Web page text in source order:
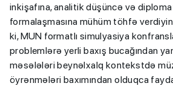
inkişafına, analitik düşüncə və
formalaşmasına mühüm töhfə
ki, MUN formatlı simulyasiya
problemlərə yerli baxış bucağından
məsələləri beynəlxalq kontekstdə
öyrənmələri baxımından olduqca